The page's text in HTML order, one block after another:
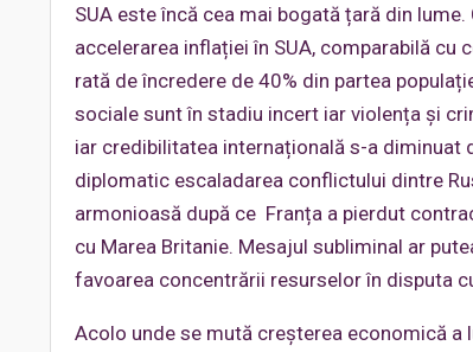
SUA este încă cea mai bogată țară din
accelerarea inflației în SUA, comparabilă cu
rată de încredere de 40% din partea
sociale sunt în stadiu incert iar violența și
iar credibilitatea internațională s-a diminuat
diplomatic escaladarea conflictului dintre
armonioasă după ce Franța a pierdut
cu Marea Britanie. Mesajul subliminal ar
favoarea concentrării resurselor în disputa
Acolo unde se mută creșterea economică a